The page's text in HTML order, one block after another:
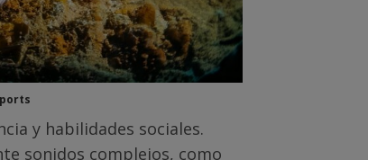
y habilidades sociales.
sonidos complejos, como